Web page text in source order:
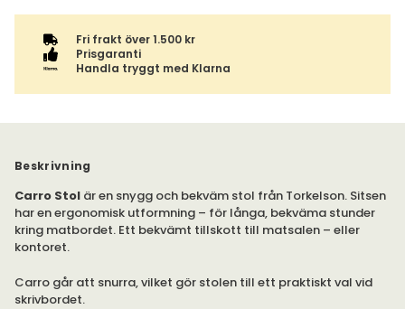
Fri frakt över 1.500 kr
Prisgaranti
Handla tryggt med Klarna
Beskrivning
Carro Stol är en snygg och bekväm stol från Torkelson. Sitsen
har en ergonomisk utformning – för långa, bekväma stunder
kring matbordet. Ett bekvämt tillskott till matsalen – eller
kontoret.
Carro går att snurra, vilket gör stolen till ett praktiskt val vid
skrivbordet.